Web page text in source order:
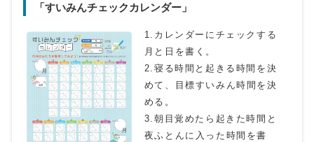
「すいみんチェックカレンダー」
1.カレンダーにチェックする
月と日を書く。
2.寝る時間と起きる時間を決
めて、目標すいみん時間を決
める。
3.朝目覚めたら起きた時間と
夜ふとんに入った時間を書